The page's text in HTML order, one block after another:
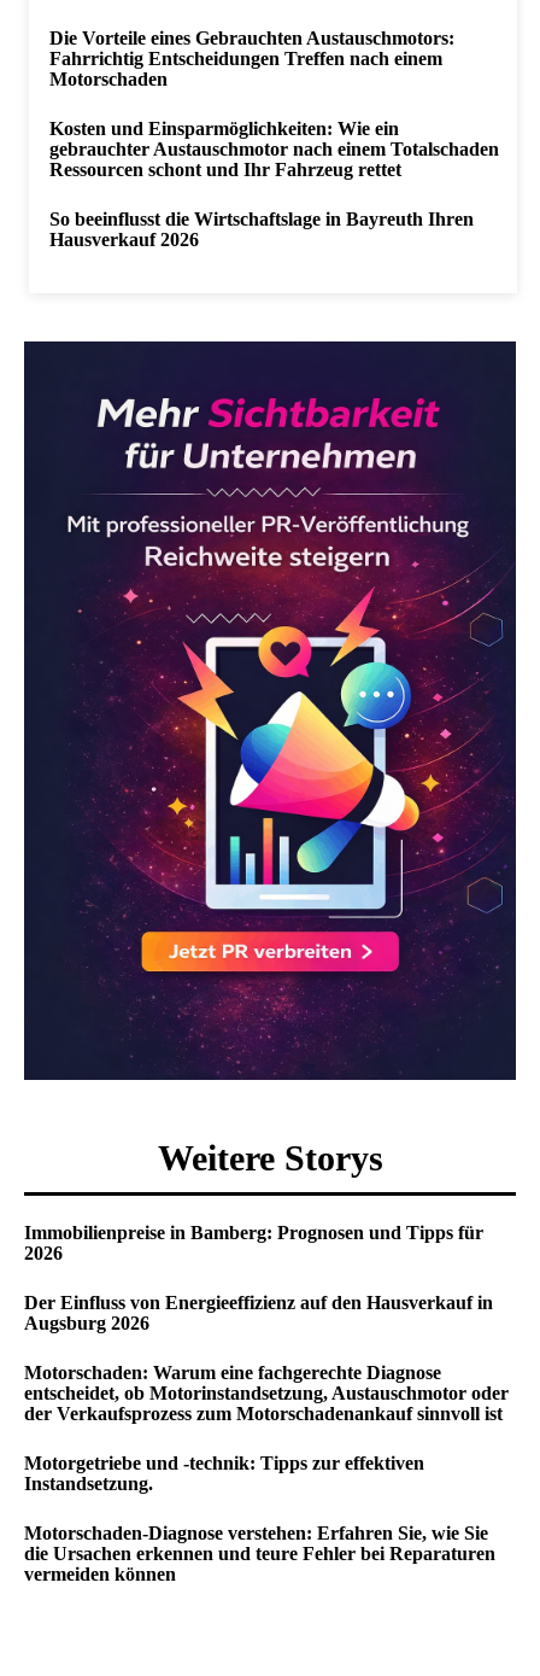
Die Vorteile eines Gebrauchten Austauschmotors:
Fahrrichtig Entscheidungen Treffen nach einem
Motorschaden
Kosten und Einsparmöglichkeiten: Wie ein
gebrauchter Austauschmotor nach einem Totalschaden
Ressourcen schont und Ihr Fahrzeug rettet
So beeinflusst die Wirtschaftslage in Bayreuth Ihren
Hausverkauf 2026
Weitere Storys
Immobilienpreise in Bamberg: Prognosen und Tipps für
2026
Der Einfluss von Energieeffizienz auf den Hausverkauf in
Augsburg 2026
Motorschaden: Warum eine fachgerechte Diagnose
entscheidet, ob Motorinstandsetzung, Austauschmotor oder
der Verkaufsprozess zum Motorschadenankauf sinnvoll ist
Motorgetriebe und -technik: Tipps zur effektiven
Instandsetzung.
Motorschaden-Diagnose verstehen: Erfahren Sie, wie Sie
die Ursachen erkennen und teure Fehler bei Reparaturen
vermeiden können